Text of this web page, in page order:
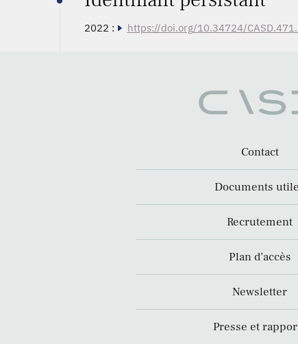
2022 : https://doi.org/10.34724/
Contact
Documents
Recrutement
Plan d’accès
Newsletter
Presse et